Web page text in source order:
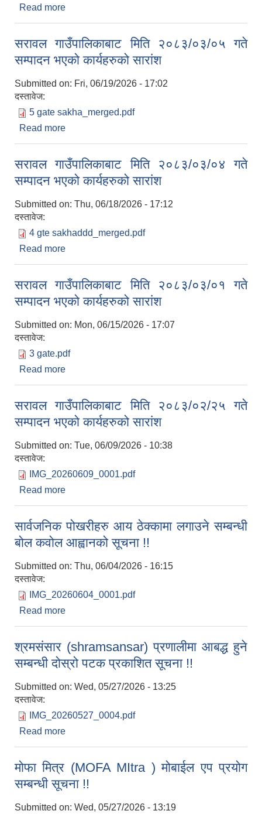
Read more
सरावल गाउँपालिकाबाट मिति २०८३/०३/०५ गते
सम्पादन भएको कार्यहरुको सारांश
Submitted on: Fri, 06/19/2026 - 17:02
दस्तावेज:
5 gate sakha_merged.pdf
Read more
सरावल गाउँपालिकाबाट मिति २०८३/०३/०४ गते
सम्पादन भएको कार्यहरुको सारांश
Submitted on: Thu, 06/18/2026 - 17:12
दस्तावेज:
4 gte sakhaddd_merged.pdf
Read more
सरावल गाउँपालिकाबाट मिति २०८३/०३/०१ गते
सम्पादन भएको कार्यहरुको सारांश
Submitted on: Mon, 06/15/2026 - 17:07
दस्तावेज:
3 gate.pdf
Read more
सरावल गाउँपालिकाबाट मिति २०८३/०२/२५ गते
सम्पादन भएको कार्यहरुको सारांश
Submitted on: Tue, 06/09/2026 - 10:38
दस्तावेज:
IMG_20260609_0001.pdf
Read more
सार्वजनिक पोखरीहरु आय ठेक्कामा लगाउने सम्बन्धी
बोल कवोल आह्वानको सूचना !!
Submitted on: Thu, 06/04/2026 - 16:15
दस्तावेज:
IMG_20260604_0001.pdf
Read more
श्रमसंसार (shramsansar) प्रणालीमा आबद्ध हुने
सम्बन्धी दोस्रो पटक प्रकाशित सूचना !!
Submitted on: Wed, 05/27/2026 - 13:25
दस्तावेज:
IMG_20260527_0004.pdf
Read more
मोफा मित्र (MOFA MItra ) मोबाईल एप प्रयोग
सम्बन्धी सूचना !!
Submitted on: Wed, 05/27/2026 - 13:19